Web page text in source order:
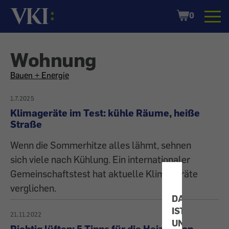
IST
UNS
Startseite
Shopping
Cart
0
Wohnung
All
articles
on
the
topic
Bauen + Energie
1.7.2025
Klimageräte im Test: kühle Räume, heiße
Straße
Wenn die Sommerhitze alles lähmt, sehnen
sich viele nach Kühlung. Ein internationaler
Gemeinschaftstest hat aktuelle Klimageräte
verglichen.
21.11.2022